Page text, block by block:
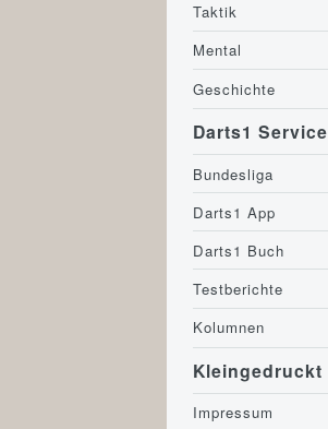
Taktik
Mental
Geschichte
Darts1 Service
Bundesliga
Darts1 App
Darts1 Buch
Testberichte
Kolumnen
Kleingedruckt
Impressum